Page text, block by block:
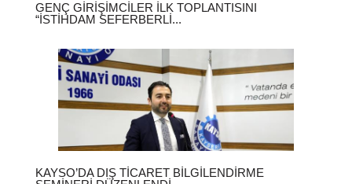
GENÇ GIRIŞIMCILER İLK TOPLANTISINI
“İSTIHDAM SEFERBERLI...
KAYSO’DA DIŞ TICARET BILGILENDIRME